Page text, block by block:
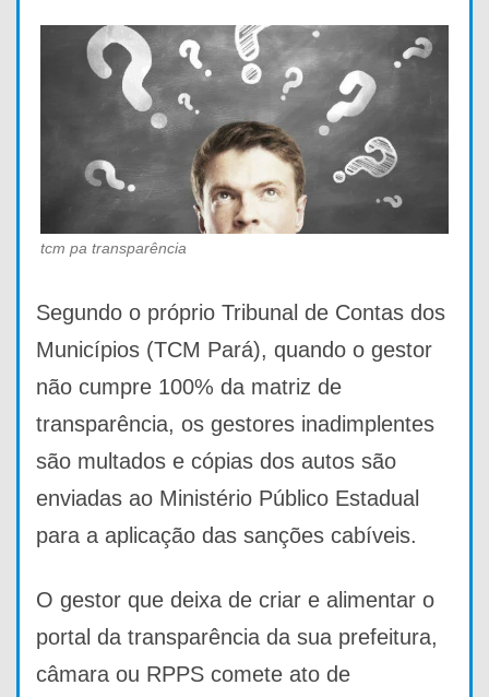
tcm pa transparência
Segundo o próprio Tribunal de Contas dos
Municípios (TCM Pará), quando o gestor
não cumpre 100% da matriz de
transparência, os gestores inadimplentes
são multados e cópias dos autos são
enviadas ao Ministério Público Estadual
para a aplicação das sanções cabíveis.
O gestor que deixa de criar e alimentar o
portal da transparência da sua prefeitura,
câmara ou RPPS comete ato de